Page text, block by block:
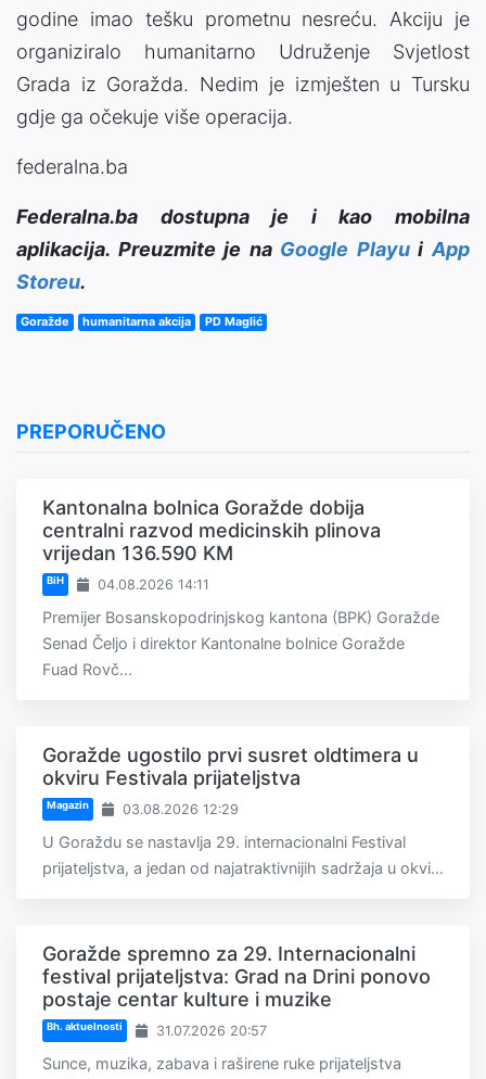
godine imao tešku prometnu nesreću. Akciju je
organiziralo humanitarno Udruženje Svjetlost
Grada iz Goražda. Nedim je izmješten u Tursku
gdje ga očekuje više operacija.
federalna.ba
Federalna.ba dostupna je i kao mobilna
aplikacija. Preuzmite je na Google PlayuiApp
Storeu.
Goražde humanitarna akcija PD Maglić
PREPORUČENO
Kantonalna bolnica Goražde dobija
centralni razvod medicinskih plinova
vrijedan 136.590 KM
BiH 04.08.2026 14:11
Premijer Bosanskopodrinjskog kantona (BPK) Goražde
Senad Čeljo i direktor Kantonalne bolnice Goražde
Fuad Rovč...
Goražde ugostilo prvi susret oldtimera u
okviru Festivala prijateljstva
Magazin 03.08.2026 12:29
U Goraždu se nastavlja 29. internacionalni Festival
prijateljstva, a jedan od najatraktivnijih sadržaja u okvi...
Goražde spremno za 29. Internacionalni
festival prijateljstva: Grad na Drini ponovo
postaje centar kulture i muzike
Bh. aktuelnosti 31.07.2026 20:57
Sunce, muzika, zabava i raširene ruke prijateljstva